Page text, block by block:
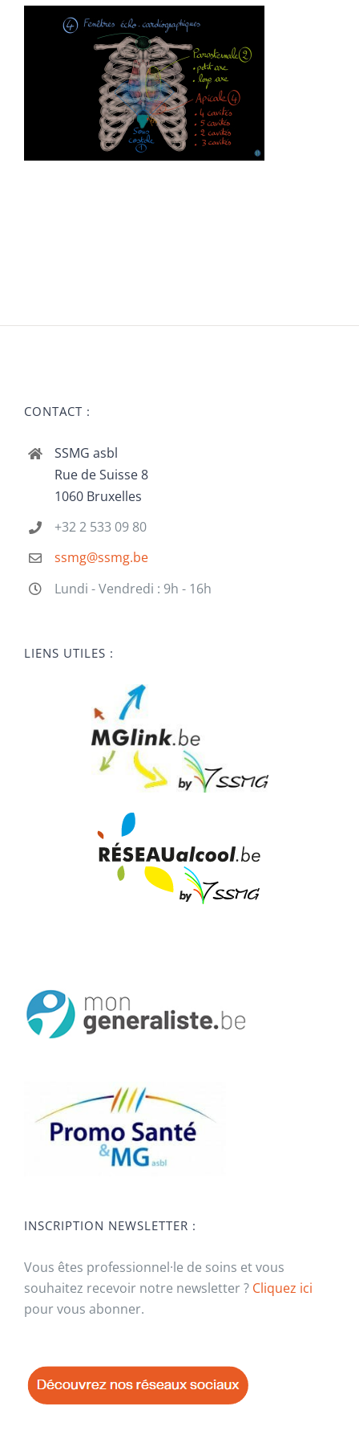
CONTACT :
SSMG asbl
Rue de Suisse 8
1060 Bruxelles
+32 2 533 09 80
ssmg@ssmg.be
Lundi - Vendredi : 9h - 16h
LIENS UTILES :
INSCRIPTION NEWSLETTER :
Vous êtes professionnel·le de soins et vous
souhaitez recevoir notre newsletter ? Cliquez ici
pour vous abonner.